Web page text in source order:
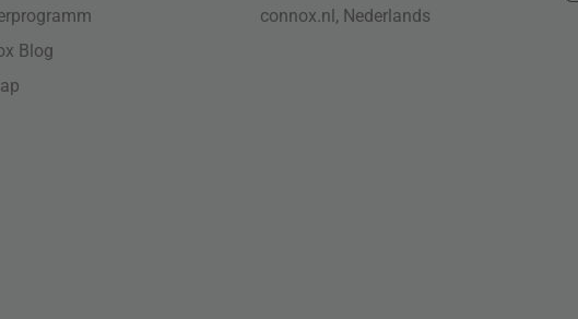
Blog
connox.nl, Nederlands